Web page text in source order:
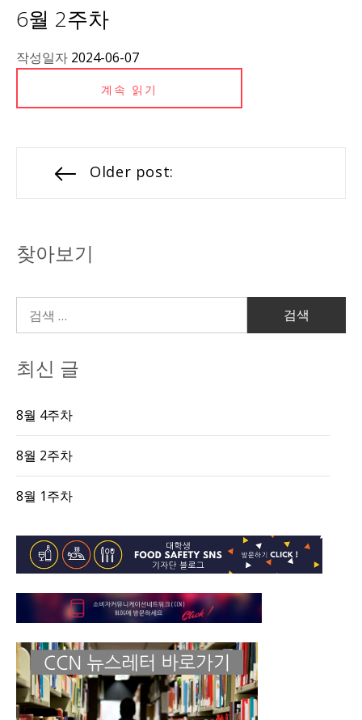
6월 2주차
작성일자 2024-06-07
계속 읽기
Older post:
찾아보기
최신 글
8월 4주차
8월 2주차
8월 1주차